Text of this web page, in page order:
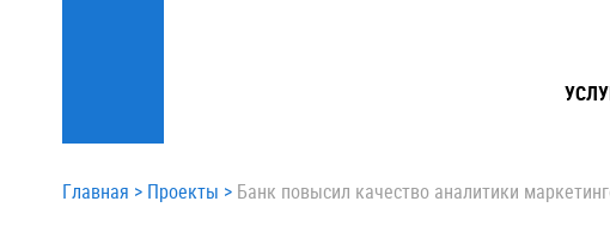
Главная > Проекты > Банк повысил качество аналитики